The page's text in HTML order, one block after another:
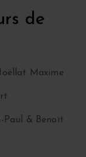
de
Maxime
Paul & Benoït